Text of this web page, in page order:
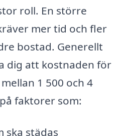
roll. En större
mer tid och fler
bostad. Generellt
dig att kostnaden för
1 500 och 4
faktorer som:
ska städas